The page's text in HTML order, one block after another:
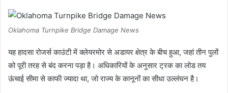
Oklahoma Turnpike Bridge Damage News
यह हादसारोजर्स काउंटीमें क्लेयरमोर से अडायर क्षेत्र के बीच हुआ, जहां तीन पुलों
को पूरी तरह से बंद करना पड़ा है। अधिकारियों के अनुसार ट्रक का लोड तय
ऊंचाई सीमा से काफी ज्यादा था, जो राज्य के कानूनों का सीधा उल्लंघन है।